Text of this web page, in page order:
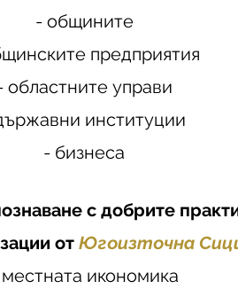
- общините
предприятия
областните управи
институции
- бизнеса
с добрите
от Югоизточна
икономика